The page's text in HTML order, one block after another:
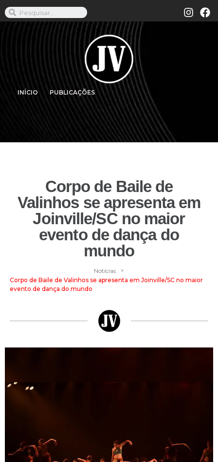
INÍCIO PUBLICAÇÕES
Corpo de Baile de
Valinhos se apresenta em
Joinville/SC no maior
evento de dança do
mundo
Notícias >
Corpo de Baile de Valinhos se apresenta em Joinville/SC no maior
evento de dança do mundo